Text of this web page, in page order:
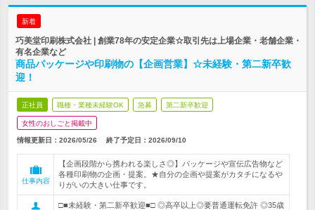
新着
巧美堂印刷株式会社 | 創業78年の安定企業☆取引先は上場企業・老舗企業・
有名企業など
商品パッケージや印刷物の【企画営業】☆未経験・第二新卒歓
迎！
正社員 職種・業種未経験OK 急募 第二新卒歓迎
女性のおしごと掲載中
情報更新日：2026/05/26 終了予定日： 2026/09/10
仕事内容
【企画段階から携われる楽しさ◎】パッケージや宣伝広告物など
各種印刷物の企画・提案。★自分の企画や提案がカタチになるや
りがいの大きい仕事です。
□■未経験・第二新卒歓迎■□ ◎高卒以上◎要普通運転免許 ◎35歳